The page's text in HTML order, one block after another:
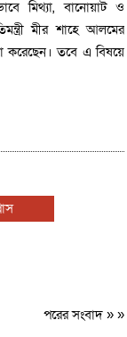
মিথ্যা, বানোয়াট ও
মীর শাহে আলমের
করেছেন। তবে এ বিষয়ে
পরের সংবাদ» »